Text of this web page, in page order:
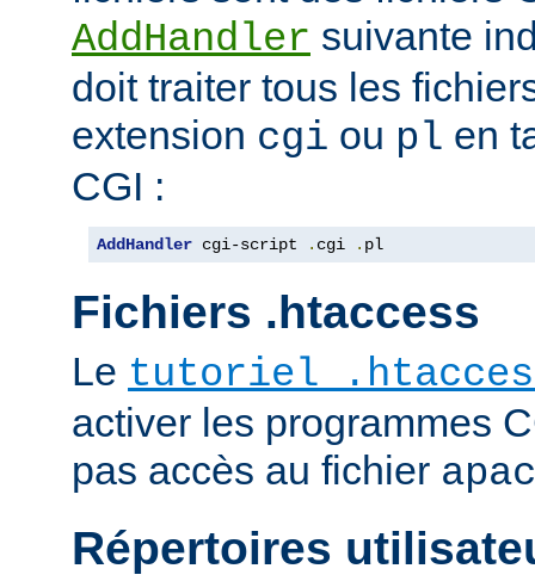
AddHandler suivante
doit traiter tous les
extension cgi ou pl en
CGI :
AddHandler cgi-script . cgi . pl
Fichiers .htaccess
Le tutoriel
activer les programmes
pas accès au fichier
Répertoires